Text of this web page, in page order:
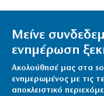
Μείνε
ενημέρωση
Ακολούθησέ μας στα
ενημερωμένος με τις
αποκλειστικό